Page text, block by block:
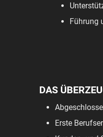
Führung
DAS
Erste